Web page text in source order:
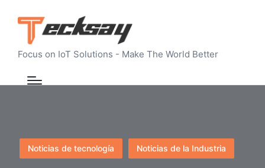
Focus on IoT Solutions - Make The World Better
Publicado
en
Noticias de tecnología Noticias de la Industria